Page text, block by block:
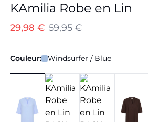
KAmilia Robe en Lin
29,98 € 59,95 €
Couleur: Windsurfer / Blue